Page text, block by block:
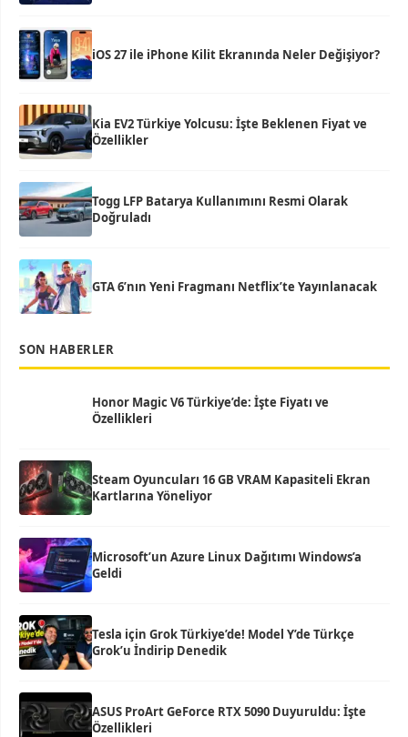
iOS 27 ile iPhone Kilit Ekranında Neler Değişiyor?
Kia EV2 Türkiye Yolcusu: İşte Beklenen Fiyat ve
Özellikler
Togg LFP Batarya Kullanımını Resmi Olarak
Doğruladı
GTA 6’nın Yeni Fragmanı Netflix’te Yayınlanacak
SON HABERLER
Honor Magic V6 Türkiye’de: İşte Fiyatı ve
Özellikleri
Steam Oyuncuları 16 GB VRAM Kapasiteli Ekran
Kartlarına Yöneliyor
Microsoft’un Azure Linux Dağıtımı Windows’a
Geldi
Tesla için Grok Türkiye’de! Model Y’de Türkçe
Grok’u İndirip Denedik
ASUS ProArt GeForce RTX 5090 Duyuruldu: İşte
Özellikleri